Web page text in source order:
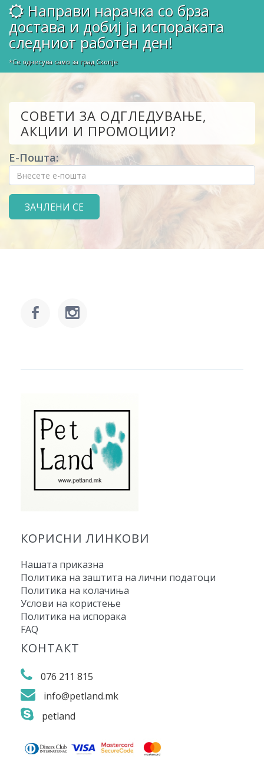
Направи нарачка со брза
достава и добиј ја испораката
следниот работен ден!
*Се однесува само за град Скопје
СОВЕТИ ЗА ОДГЛЕДУВАЊЕ,
АКЦИИ И ПРОМОЦИИ?
Е-Пошта:
КОРИСНИ ЛИНКОВИ
Нашата приказна
Политика на заштита на лични податоци
Политика на колачиња
Услови на користење
Политика на испорака
FAQ
КОНТАКТ
076 211 815
info@petland.mk
petland